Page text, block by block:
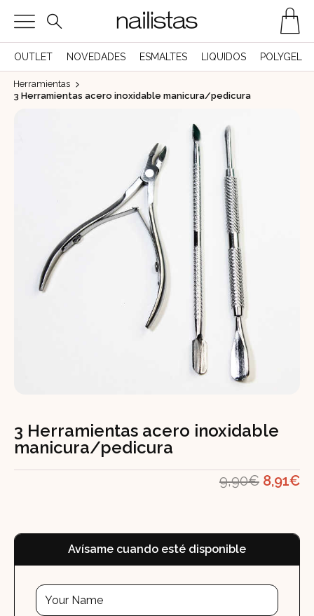
OUTLET NOVEDADES ESMALTES LIQUIDOS POLYGEL
Herramientas
3 Herramientas acero inoxidable manicura/pedicura
3 Herramientas acero inoxidable
manicura/pedicura
9,90€ El
9,90€.
8,91€El
Avísame cuando esté disponible